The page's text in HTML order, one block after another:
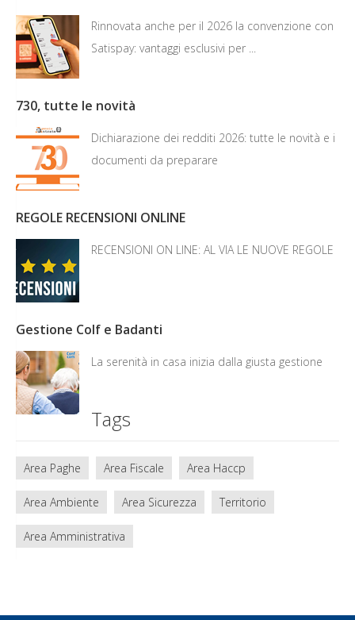
Rinnovata anche per il 2026 la convenzione con
Satispay: vantaggi esclusivi per ...
730, tutte le novità
Dichiarazione dei redditi 2026: tutte le novità e i
documenti da preparare
REGOLE RECENSIONI ONLINE
RECENSIONI ON LINE: AL VIA LE NUOVE REGOLE
Gestione Colf e Badanti
La serenità in casa inizia dalla giusta gestione
Tags
Area Paghe Area Fiscale Area Haccp
Area Ambiente Area Sicurezza Territorio
Area Amministrativa